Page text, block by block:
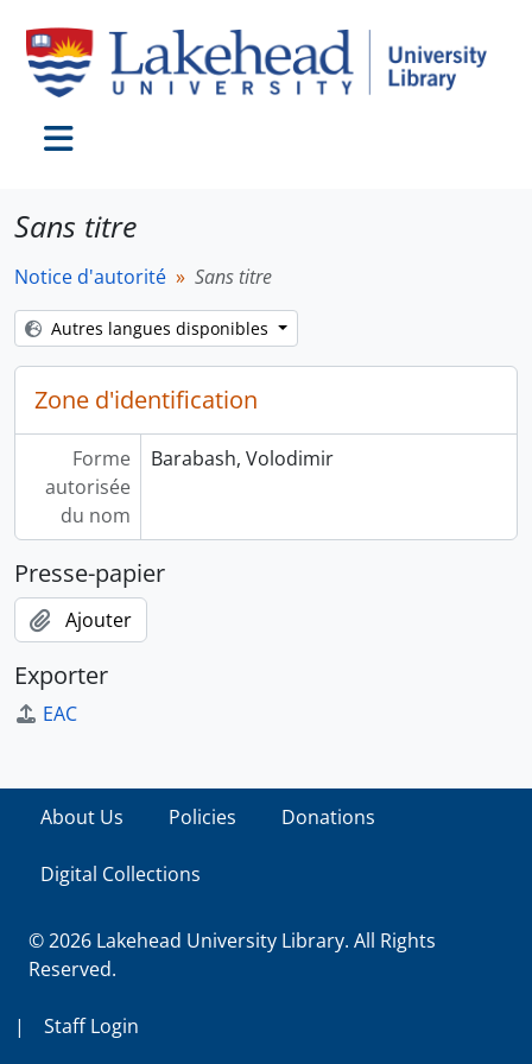
Sans titre
Notice d'autorité Sans titre
Autres langues disponibles
Zone d'identification
Forme
autorisée
du nom
Barabash, Volodimir
Presse-papier
Ajouter
Exporter
EAC
About Us Policies Donations
Digital Collections
© 2026 Lakehead University Library. All Rights
Reserved.
| Staff Login